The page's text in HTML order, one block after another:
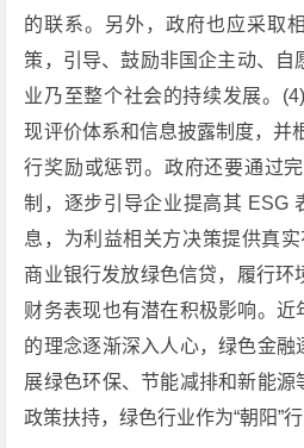
的联系。另外，政府也应采取
策，引导、鼓励非国企主动、自
业乃至整个社会的持续发展。
现评价体系和信息披露制度，并
行奖励或惩罚。政府还要通过
制，逐步引导企业提高其 ESG
息，为利益相关方决策提供真实
商业银行发放绿色信贷，履行环
财务表现也有潜在积极影响。
的理念逐渐深入人心，绿色金融
展绿色环保、节能减排和新能源
政策扶持，绿色行业作为“朝阳”